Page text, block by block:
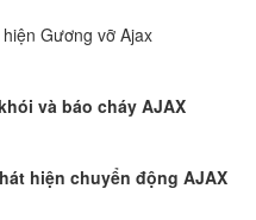
Gương vỡ Ajax
và báo cháy AJAX
hiện chuyển động AJAX